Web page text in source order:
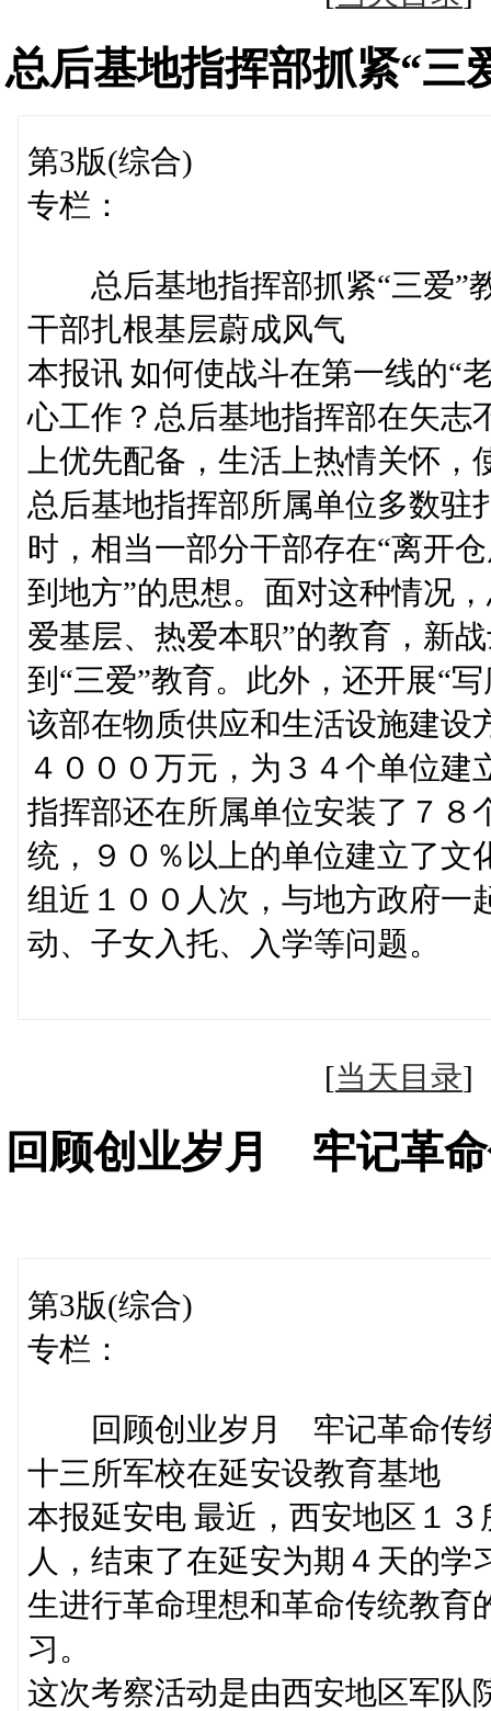
总后基地指挥部抓紧“三
第3版(综合)
专栏：
总后基地指挥部抓紧“三爱”
干部扎根基层蔚成风气
本报讯 如何使战斗在第一线的“
心工作？总后基地指挥部在矢志
上优先配备，生活上热情关怀
总后基地指挥部所属单位多数驻
时，相当一部分干部存在“离开
到地方”的思想。面对这种情况
爱基层、热爱本职”的教育，新
到“三爱”教育。此外，还开展“
该部在物质供应和生活设施建设
４０００万元，为３４个单位
指挥部还在所属单位安装了７８
统，９０％以上的单位建立了文
组近１００人次，与地方政府一
动、子女入托、入学等问题。
[当天目录
回顾创业岁月 牢记革
第3版(综合)
专栏：
回顾创业岁月 牢记革命传
十三所军校在延安设教育基地
本报延安电 最近，西安地区１
人，结束了在延安为期４天的
生进行革命理想和革命传统教育
习。
这次考察活动是由西安地区军队